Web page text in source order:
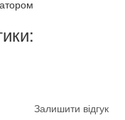
Залишити відгук